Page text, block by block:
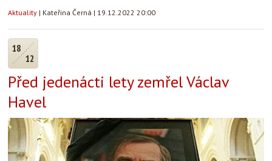
Aktuality | Kateřina Černá | 19.12.2022 20:00
18
12
Před jedenácti lety zemřel Václav
Havel